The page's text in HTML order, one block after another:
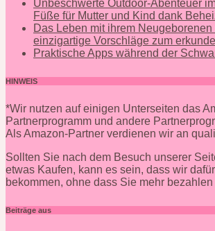
Unbeschwerte Outdoor-Abenteuer
Füße für Mutter und Kind dank
Das Leben mit ihrem
einzigartige Vorschläge zum
Praktische Apps während der
HINWEIS
*Wir nutzen auf einigen Unterseiten das
Partnerprogramm und andere
Als Amazon-Partner verdienen wir an
Sollten Sie nach dem Besuch unserer
etwas Kaufen, kann es sein, dass wir
bekommen, ohne dass Sie mehr bezahlen
Beiträge aus